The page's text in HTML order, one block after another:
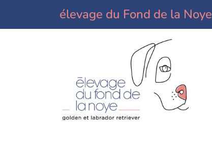
élevage du Fond de la Noye